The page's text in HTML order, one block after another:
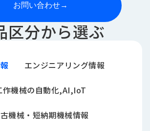
お問い合わせ→
区分から選ぶ
エンジニアリング情報
作機械の自動化,AI,IoT
機械・短納期機械情報